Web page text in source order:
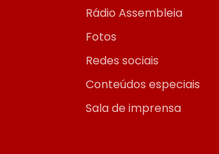
Rádio Assembleia
Fotos
Redes sociais
Conteúdos especiais
Sala de imprensa